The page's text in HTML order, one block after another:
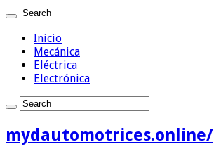
Inicio
Mecánica
Eléctrica
Electrónica
mydautomotrices.online/